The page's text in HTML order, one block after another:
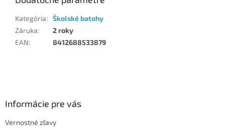
Kategória: Školské batohy
Záruka:
2 roky
EAN: 8412688533879
Informácie pre vás
Vernostné zľavy